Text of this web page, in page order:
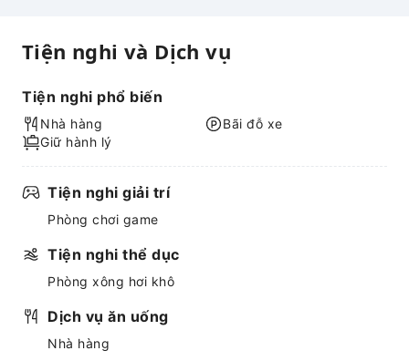
Tiện nghi và Dịch vụ
Tiện nghi phổ biến
Nhà hàng
Giữ hành lý
Bãi đỗ xe
Tiện nghi giải trí
Phòng chơi game
Tiện nghi thể dục
Phòng xông hơi khô
Dịch vụ ăn uống
Nhà hàng